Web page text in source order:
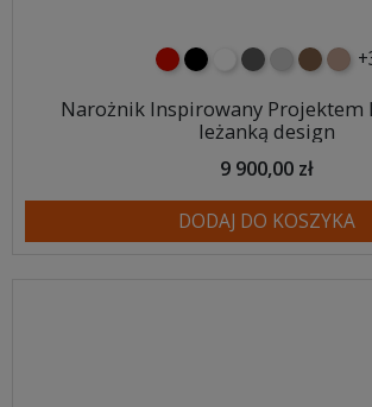
czerwony
czarnybiałyciemno szary
jasnoszary
brązowy
Narożnik Inspirowany Projektem
leżanką design
9 900,00 zł
DODAJ DO KOSZYKA